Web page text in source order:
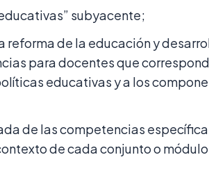
subyacente;
reforma de la educación y
para docentes que
educativas y a los
de las competencias
de cada conjunto o